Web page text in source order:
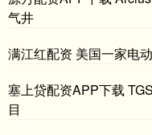
气井
满江红配资 美国一家电
塞上贷配资APP下载
目